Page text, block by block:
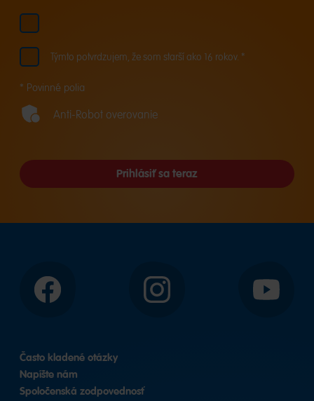
Týmto potvrdzujem, že som starší ako 16 rokov. *
* Povinné polia
Anti-Robot overovanie
Prihlásiť sa teraz
Facebook Instagram YouTube
Často kladené otázky
Napíšte nám
Spoločenská zodpovednosť